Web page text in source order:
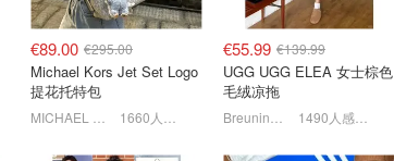
€89.00 €295.00
Michael Kors Jet Set Logo
提花托特包
€55.99 €139.99
UGG UGG ELEA 女士棕色
毛绒凉拖
1490人感兴趣